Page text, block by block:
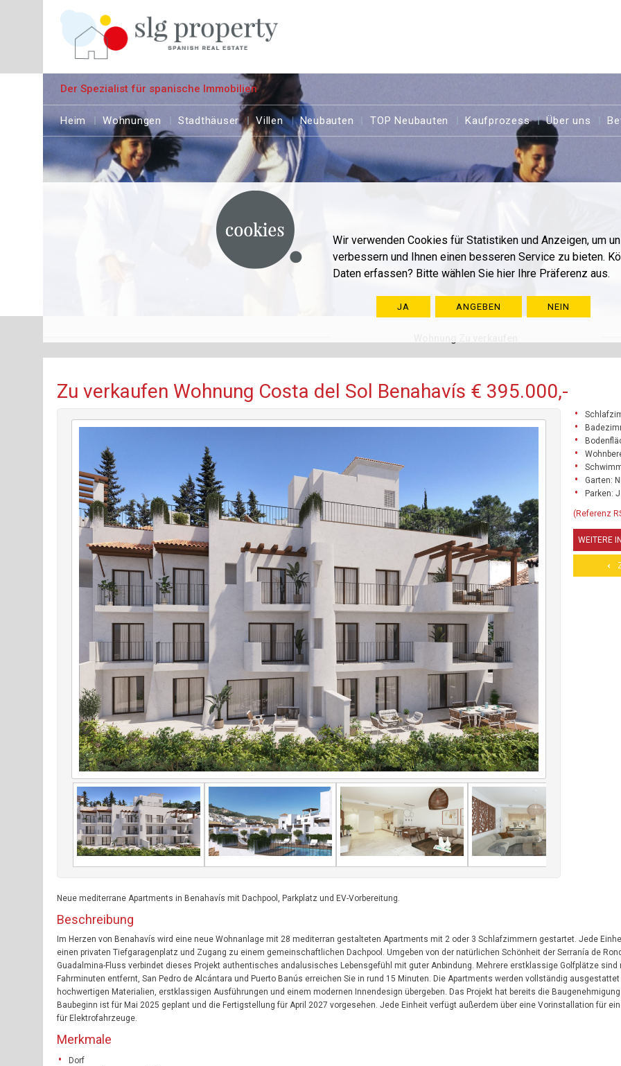
Wir verwenden Cookies für Statistiken und Anzeigen, um
verbessern und Ihnen einen besseren Service zu bieten.
Daten erfassen? Bitte wählen Sie hier Ihre Präferenz aus.
JA ANGEBEN NEIN
Der Spezialist für spanische Immobilien
Heim Wohnungen Stadthäuser Villen Neubauten TOP Neubauten Kaufprozess Über uns
Zu verkaufen Wohnung Costa del Sol Benahavís € 395.000,-
Garten:
Parken:
(Referenz
WEITERE
Neue mediterrane Apartments in Benahavís mit Dachpool, Parkplatz und EV-Vorbereitung.
Beschreibung
Im Herzen von Benahavís wird eine neue Wohnanlage mit 28 mediterran gestalteten Apartments mit 2 oder 3 Schlafzimmern gestartet. Jede
einen privaten Tiefgaragenplatz und Zugang zu einem gemeinschaftlichen Dachpool. Umgeben von der natürlichen Schönheit der Serranía de
Guadalmina-Fluss verbindet dieses Projekt authentisches andalusisches Lebensgefühl mit guter Anbindung. Mehrere erstklassige Golfplätze sind
Fahrminuten entfernt, San Pedro de Alcántara und Puerto Banús erreichen Sie in rund 15 Minuten. Die Apartments werden vollständig
hochwertigen Materialien, erstklassigen Ausführungen und einem modernen Innendesign übergeben. Das Projekt hat bereits die
Baubeginn ist für Mai 2025 geplant und die Fertigstellung für April 2027 vorgesehen. Jede Einheit verfügt außerdem über eine Vorinstallation für
für Elektrofahrzeuge.
Merkmale
Dorf